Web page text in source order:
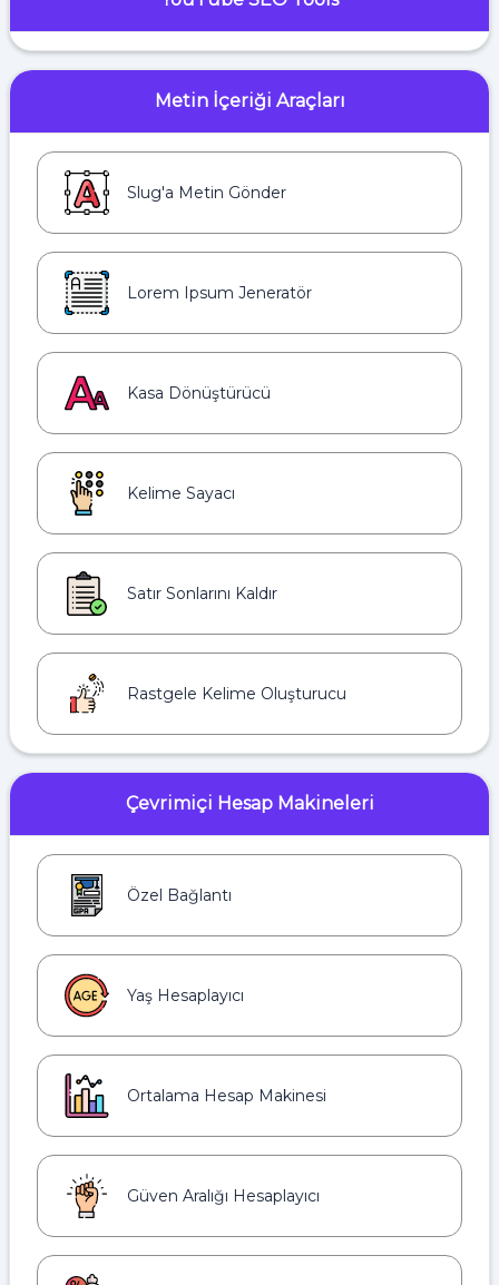
Metin İçeriği Araçları
Slug'a Metin Gönder
Lorem Ipsum Jeneratör
Kasa Dönüştürücü
Kelime Sayacı
Satır Sonlarını Kaldır
Rastgele Kelime Oluşturucu
Çevrimiçi Hesap Makineleri
Özel Bağlantı
Yaş Hesaplayıcı
Ortalama Hesap Makinesi
Güven Aralığı Hesaplayıcı